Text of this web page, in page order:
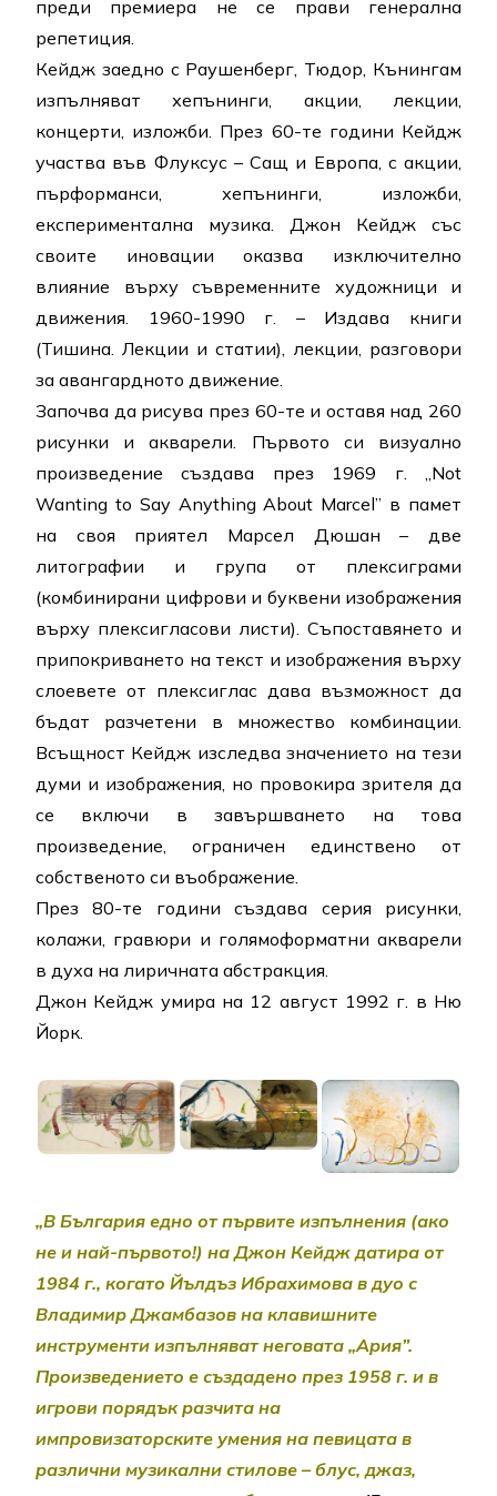
преди премиера не се прави генерална
репетиция.
Кейдж заедно с Раушенберг, Тюдор, Кънингам
изпълняват хепънинги, акции, лекции,
концерти, изложби. През 60-те години Кейдж
участва във Флуксус – Сащ и Европа, с акции,
пърформанси, хепънинги, изложби,
експериментална музика. Джон Кейдж със
своите иновации оказва изключително
влияние върху съвременните художници и
движения. 1960-1990 г. – Издава книги
(Тишина. Лекции и статии), лекции, разговори
за авангардното движение.
Започва да рисува през 60-те и оставя над 260
рисунки и акварели. Първото си визуално
произведение създава през 1969 г. „Not
Wanting to Say Anything About Marcel” в памет
на своя приятел Марсел Дюшан – две
литографии и група от плексиграми
(комбинирани цифрови и буквени изображения
върху плексигласови листи). Съпоставянето и
припокриването на текст и изображения върху
слоевете от плексиглас дава възможност да
бъдат разчетени в множество комбинации.
Всъщност Кейдж изследва значението на тези
думи и изображения, но провокира зрителя да
се включи в завършването на това
произведение, ограничен единствено от
собственото си въображение.
През 80-те години създава серия рисунки,
колажи, гравюри и голямоформатни акварели
в духа на лиричната абстракция.
Джон Кейдж умира на 12 август 1992 г. в Ню
Йорк.
„В България едно от първите изпълнения (ако
не и най-първото!) на Джон Кейдж датира от
1984 г., когато Йълдъз Ибрахимова в дуо с
Владимир Джамбазов на клавишните
инструменти изпълняват неговата „Ария”.
Произведението е създадено през 1958 г. и в
игрови порядък разчита на
импровизаторските умения на певицата в
различни музикални стилове – блус, джаз,